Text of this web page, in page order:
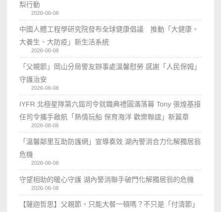
梨行動
2026-08-08
中國人體工程學研究院發布全球健康倡議 推動「大健康、
大養生、大防疫」新生活系統
2026-08-08
「父親節」岡山分局警友辦事處溫馨慰勞 感謝「人民保姆」
守護治安
2026-08-08
IYFR 北極星隊第六屆司令就職典禮圓滿落幕 Tony 張煌基接
任司令攜手啟航「熱情玩船 保育海洋 歡樂聯誼」新篇章
2026-08-08
「溫馨鄰里互助防護網」宣導奏效 湖內警消合力化解獨居翁
危機
2026-08-08
守望相助的暖心守護 湖內警消聯手破門化解獨居翁的危機
2026-08-08
【薩迦哲思】父親節，只能大餐一頓嗎？不只是「付清節」